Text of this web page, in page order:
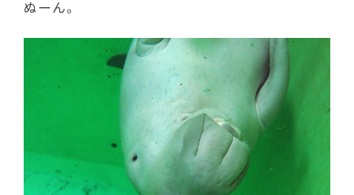
ぬーん。